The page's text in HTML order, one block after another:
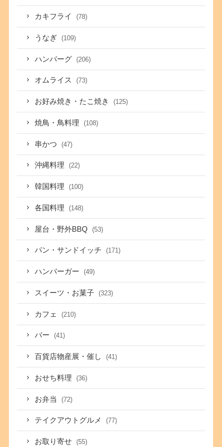
カキフライ (78)
うなぎ (109)
ハンバーグ (206)
オムライス (73)
お好み焼き・たこ焼き (125)
焼鳥・鳥料理 (108)
串かつ (47)
沖縄料理 (22)
韓国料理 (100)
各国料理 (148)
屋台・野外BBQ (53)
パン・サンドイッチ (171)
ハンバーガー (49)
スイーツ・お菓子 (323)
カフェ (210)
バー (41)
百貨店物産展・催し (41)
おせち料理 (36)
お弁当 (72)
テイクアウトグルメ (77)
お取り寄せ (55)